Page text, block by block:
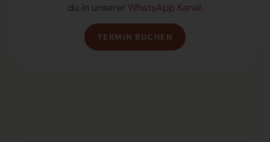
du in unserer WhatsApp Kanal.
TERMIN BUCHEN